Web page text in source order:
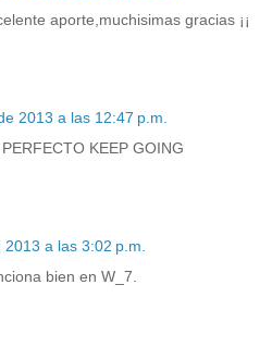
aporte,muchisimas gracias ¡¡
2013 a las 12:47 p.m.
KEEP GOING
2013 a las 3:02 p.m.
bien en W_7.